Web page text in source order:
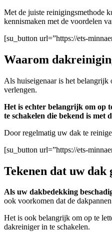
Met de juiste reinigingsmethode
kennismaken met de voordelen
[su_button url=”https://ets-
Waarom
Als huiseigenaar is het
verlengen.
Het is echter belangrijk om op
te schakelen die bekend is met
Door regelmatig uw dak te
[su_button url=”https://ets-
Tekenen dat uw
Als uw dakbedekking
ook voorkomen dat de
Het is ook belangrijk om op te
dakreiniger in te schakelen.